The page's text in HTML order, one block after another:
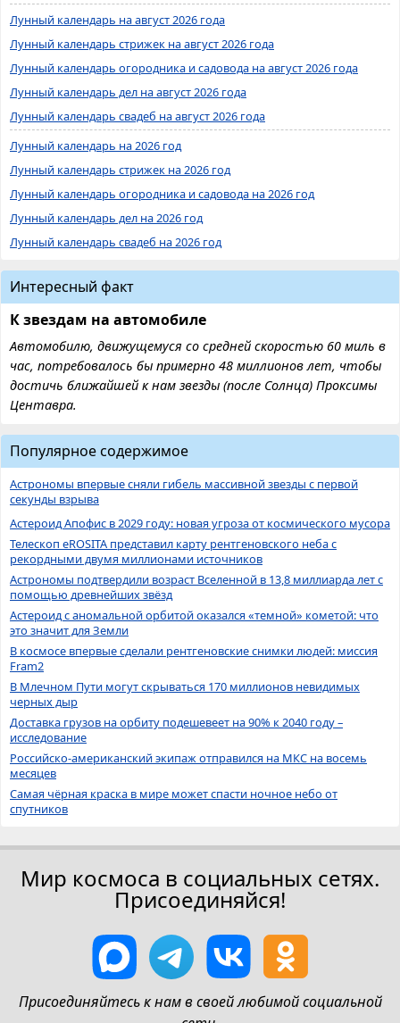
Лунный календарь на август 2026 года
Лунный календарь стрижек на август 2026 года
Лунный календарь огородника и садовода на август 2026 года
Лунный календарь дел на август 2026 года
Лунный календарь свадеб на август 2026 года
Лунный календарь на 2026 год
Лунный календарь стрижек на 2026 год
Лунный календарь огородника и садовода на 2026 год
Лунный календарь дел на 2026 год
Лунный календарь свадеб на 2026 год
Интересный факт
К звездам на автомобиле
Автомобилю, движущемуся со средней скоростью 60 миль в
час, потребовалось бы примерно 48 миллионов лет, чтобы
достичь ближайшей к нам звезды (после Солнца) Проксимы
Центавра.
Популярное содержимое
Астрономы впервые сняли гибель массивной звезды с первой
секунды взрыва
Астероид Апофис в 2029 году: новая угроза от космического мусора
Телескоп eROSITA представил карту рентгеновского неба с
рекордными двумя миллионами источников
Астрономы подтвердили возраст Вселенной в 13,8 миллиарда лет с
помощью древнейших звёзд
Астероид с аномальной орбитой оказался «темной» кометой: что
это значит для Земли
В космосе впервые сделали рентгеновские снимки людей: миссия
Fram2
В Млечном Пути могут скрываться 170 миллионов невидимых
черных дыр
Доставка грузов на орбиту подешевеет на 90% к 2040 году –
исследование
Российско-американский экипаж отправился на МКС на восемь
месяцев
Самая чёрная краска в мире может спасти ночное небо от
спутников
Мир космоса в социальных сетях.
Присоединяйся!
Присоединяйтесь к нам в своей любимой социальной